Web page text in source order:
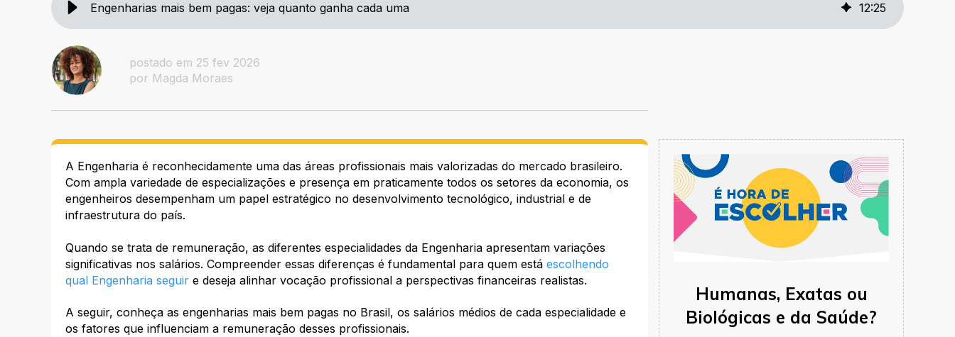
Engenharias mais bem pagas: veja quanto ganha cada uma 12:25
postado em 25 fev 2026
por Magda Moraes
A Engenharia é reconhecidamente uma das áreas profissionais mais valorizadas do mercado brasileiro.
Com ampla variedade de especializações e presença em praticamente todos os setores da economia, os
engenheiros desempenham um papel estratégico no desenvolvimento tecnológico, industrial e de
infraestrutura do país.
Quando se trata de remuneração, as diferentes especialidades da Engenharia apresentam variações
significativas nos salários. Compreender essas diferenças é fundamental para quem está escolhendo
qual Engenharia seguir e deseja alinhar vocação profissional a perspectivas financeiras realistas.
A seguir, conheça as engenharias mais bem pagas no Brasil, os salários médios de cada especialidade e
os fatores que influenciam a remuneração desses profissionais.
Humanas, Exatas ou
Biológicas e da Saúde?